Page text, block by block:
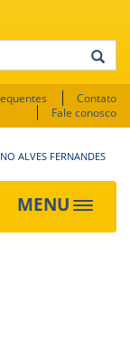
Contato
Fale conosco
ALVES FERNANDES
MENU
Toggle